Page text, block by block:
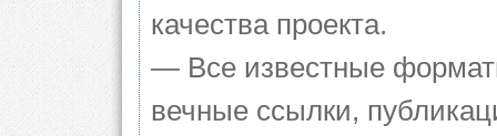
качества проекта.
— Все известные
вечные ссылки,